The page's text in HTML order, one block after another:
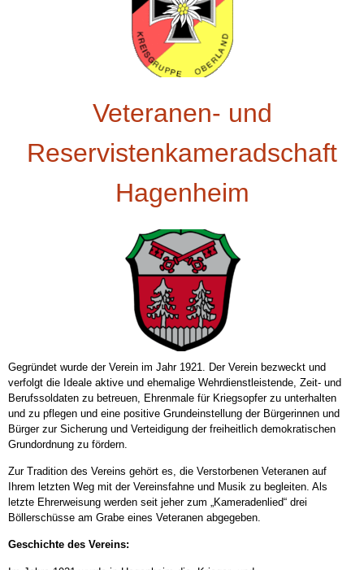
Veteranen- und
Reservistenkameradschaft
Hagenheim
Gegründet wurde der Verein im Jahr 1921. Der Verein bezweckt und
verfolgt die Ideale aktive und ehemalige Wehrdienstleistende, Zeit- und
Berufssoldaten zu betreuen, Ehrenmale für Kriegsopfer zu unterhalten
und zu pflegen und eine positive Grundeinstellung der Bürgerinnen und
Bürger zur Sicherung und Verteidigung der freiheitlich demokratischen
Grundordnung zu fördern.
Zur Tradition des Vereins gehört es, die Verstorbenen Veteranen auf
Ihrem letzten Weg mit der Vereinsfahne und Musik zu begleiten. Als
letzte Ehrerweisung werden seit jeher zum „Kameradenlied“ drei
Böllerschüsse am Grabe eines Veteranen abgegeben.
Geschichte des Vereins: